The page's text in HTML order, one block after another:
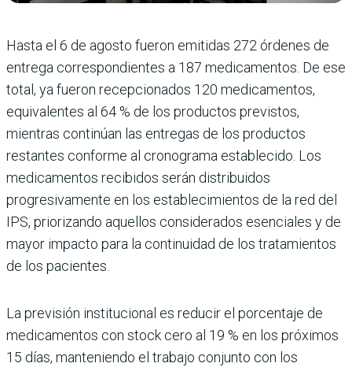
Hasta el 6 de agosto fueron emitidas 272 órdenes de
entrega correspondientes a 187 medicamentos. De ese
total, ya fueron recepcionados 120 medicamentos,
equivalentes al 64 % de los productos previstos,
mientras continúan las entregas de los productos
restantes conforme al cronograma establecido. Los
medicamentos recibidos serán distribuidos
progresivamente en los establecimientos de la red del
IPS, priorizando aquellos considerados esenciales y de
mayor impacto para la continuidad de los tratamientos
de los pacientes.
La previsión institucional es reducir el porcentaje de
medicamentos con stock cero al 19 % en los próximos
15 días, manteniendo el trabajo conjunto con los